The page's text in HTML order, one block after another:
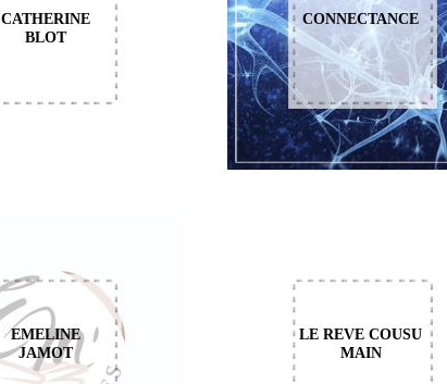
CATHERINE
BLOT
CONNECTANCE
EMELINE
JAMOT
LE REVE COUSU
MAIN